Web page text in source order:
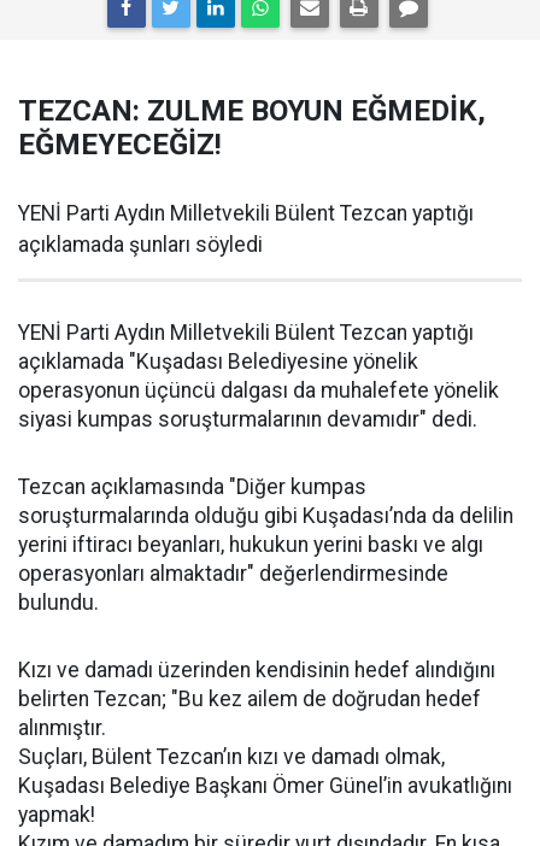
TEZCAN: ZULME BOYUN EĞMEDİK,
EĞMEYECEĞİZ!
YENİ Parti Aydın Milletvekili Bülent Tezcan yaptığı
açıklamada şunları söyledi
YENİ Parti Aydın Milletvekili Bülent Tezcan yaptığı
açıklamada "Kuşadası Belediyesine yönelik
operasyonun üçüncü dalgası da muhalefete yönelik
siyasi kumpas soruşturmalarının devamıdır" dedi.
Tezcan açıklamasında "Diğer kumpas
soruşturmalarında olduğu gibi Kuşadası’nda da delilin
yerini iftiracı beyanları, hukukun yerini baskı ve algı
operasyonları almaktadır" değerlendirmesinde
bulundu.
Kızı ve damadı üzerinden kendisinin hedef alındığını
belirten Tezcan; "Bu kez ailem de doğrudan hedef
alınmıştır.
Suçları, Bülent Tezcan’ın kızı ve damadı olmak,
Kuşadası Belediye Başkanı Ömer Günel’in avukatlığını
yapmak!